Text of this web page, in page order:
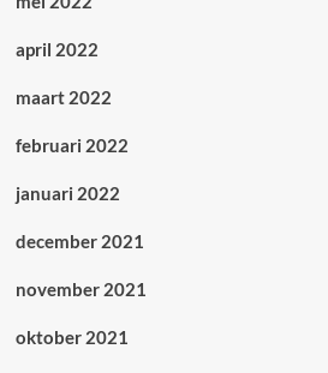
april 2022
maart 2022
februari 2022
januari 2022
december 2021
november 2021
oktober 2021